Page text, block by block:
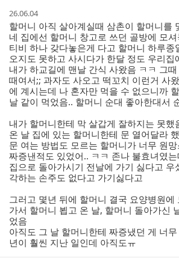
작
성
시
간
26.06.04
할머니 아직 살아계실때 삼촌이 할머니를
네 집에선 할머니 창고로 쓰던 골방에 모
티비 하나 갖다놓은게 다고 할머니 하루종
오지도 못하고 사시다가 한달 정도 우리집
내가 하교길에 맨날 간식 사왔음 ㅋㅋ 그
때여서;; 과자도 사오고 떡꼬치 이런거 사
에 계시는데 나 혼자만 먹을 수 없으니까
날 같이 먹었음.. 할머니 순대 좋아한대서
내가 할머니한테 막 살갑게 잘하지는 못했
온 날 집에 있는 할머니한테 문 열어달라
문 여는 방법도 모르는 할머니가 너무 원
짜증낸적도 있었어.. ㅋㅋ 존나 불효녀였
집으로 돌아가시기 전날에 가기 싫다고 우
각하는 손주도 없다고 가기싫다고
그러고 몇년 뒤에 할머니 결국 요양병원에
가서 할머니 뵙고 온 날, 할머니 돌아가신
었음
아직도 그 날 할머니한테 짜증냈던 게 너
년이 훨씬 지난 일인데 아직도ㅠ